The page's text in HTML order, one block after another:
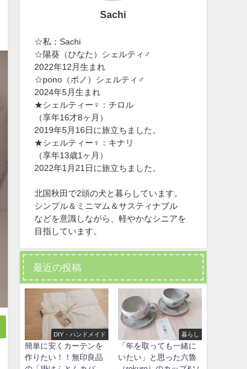
Sachi
☆私：Sachi
☆陽葵（ひなた）シェルティ♂
2022年12月生まれ
☆pono（ポノ）シェルティ♂
2024年5月生まれ
★シェルティー♀：チロル
（享年16才8ヶ月）
2019年5月16日に旅立ちました。
★シェルティー♀：キナリ
（享年13歳1ヶ月）
2022年1月21日に旅立ちました。
北国秋田で2頭の犬と暮らしています。
シンプル＆ミニマム＆サスティナブル
などを意識しながら、軽やかなシニアを
目指しています。
最近の投稿
DIY・ハンドメイド
簡単に安くカーテンを
作りたい！！無印良品
暮らし
「年を取っても一緒に
いたい」と思った六魯